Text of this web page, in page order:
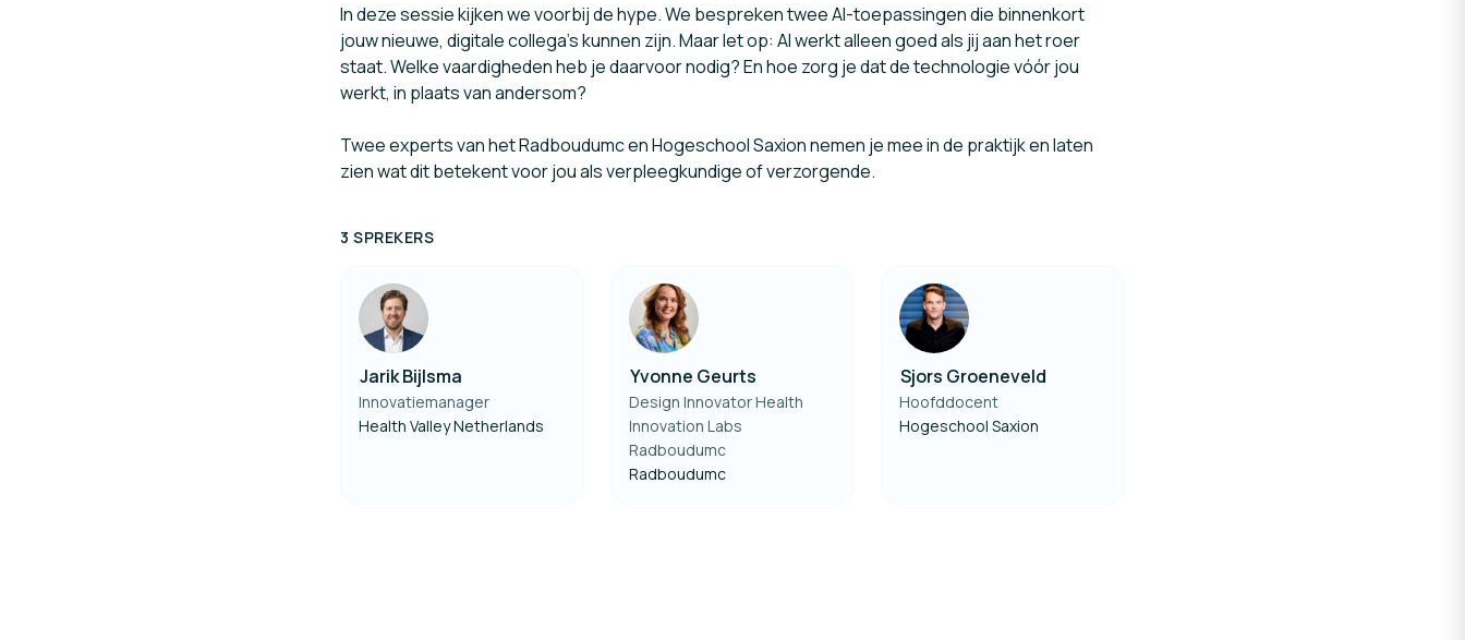
In deze sessie kijken we voorbij de hype. We bespreken twee AI-toepassingen die binnenkort
jouw nieuwe, digitale collega’s kunnen zijn. Maar let op: AI werkt alleen goed als jij aan het roer
staat. Welke vaardigheden heb je daarvoor nodig? En hoe zorg je dat de technologie vóór jou
werkt, in plaats van andersom?
Twee experts van het Radboudumc en Hogeschool Saxion nemen je mee in de praktijk en laten
zien wat dit betekent voor jou als verpleegkundige of verzorgende.
3 SPREKERS
Jarik Bijlsma
Innovatiemanager
Health Valley Netherlands
Yvonne Geurts
Design Innovator Health
Innovation Labs
Radboudumc
Radboudumc
Sjors Groeneveld
Hoofddocent
Hogeschool Saxion